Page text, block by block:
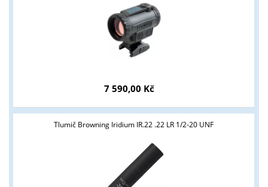
7 590,00 Kč
Tlumič Browning Iridium IR.22 .22 LR 1/2-20 UNF